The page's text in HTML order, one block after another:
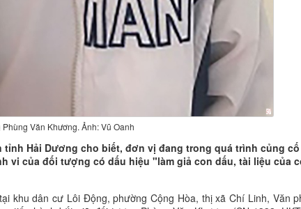
Văn Khương. Ảnh: Vũ Oanh
tỉnh Hải Dương cho biết, đơn vị đang trong quá trình củng
vi của đối tượng có dấu hiệu "làm giả con dấu, tài liệu của
khu dân cư Lôi Động, phường Cộng Hòa, thị xã Chí Linh, Văn